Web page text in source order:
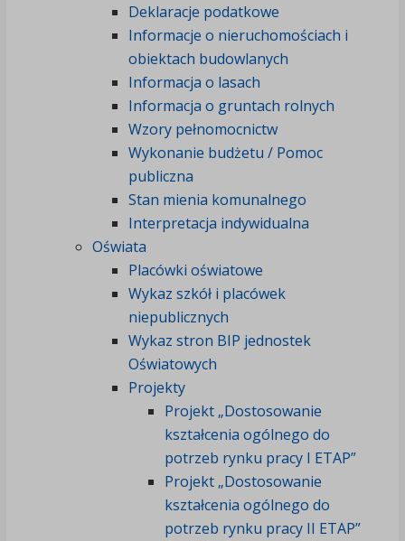
Deklaracje podatkowe
Informacje o nieruchomościach i
obiektach budowlanych
Informacja o lasach
Informacja o gruntach rolnych
Wzory pełnomocnictw
Wykonanie budżetu / Pomoc
publiczna
Stan mienia komunalnego
Interpretacja indywidualna
Oświata
Placówki oświatowe
Wykaz szkół i placówek
niepublicznych
Wykaz stron BIP jednostek
Oświatowych
Projekty
Projekt „Dostosowanie
kształcenia ogólnego do
potrzeb rynku pracy I ETAP”
Projekt „Dostosowanie
kształcenia ogólnego do
potrzeb rynku pracy II ETAP”